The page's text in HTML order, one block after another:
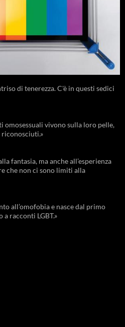
di tenerezza. C'è in questi sedici
omosessuali vivono sulla loro pelle,
fantasia, ma anche all’esperienza
che non ci sono limiti alla
all’omofobia e nasce dal primo
racconti LGBT.»